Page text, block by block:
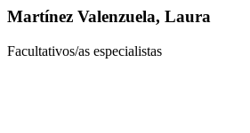
Martínez Valenzuela, Laura
Facultativos/as especialistas